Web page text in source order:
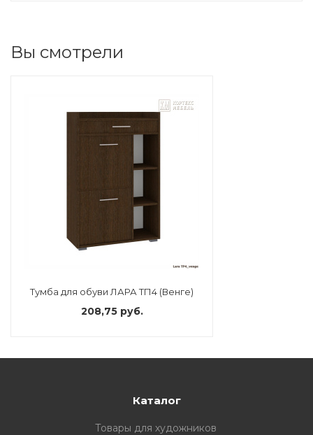
Вы смотрели
Тумба для обуви ЛАРА ТП4 (Венге)
208,75 руб.
Каталог
Товары для художников